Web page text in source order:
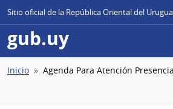
Sitio oficial de la República Oriental del
gub.uy
Ruta
Inicio Agenda Para Atención